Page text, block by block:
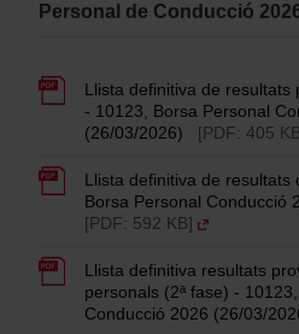
Personal de Conducció
Llista definitiva de resultats
- 10123, Borsa Personal
(26/03/2026)
[PDF: 405
Llista definitiva de resultats
Borsa Personal Conducció
[PDF: 592 KB]
Llista definitiva resultats
personals (2ª fase) -
Conducció 2026 (26/03/